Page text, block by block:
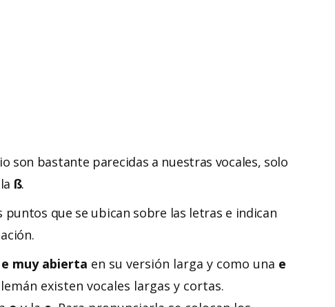
son bastante parecidas a nuestras vocales, solo
ß.
puntos que se ubican sobre las letras e indican
e muy abierta en su versión larga y como una e
existen vocales largas y cortas.